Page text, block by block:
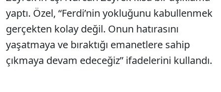
yaptı. Özel, “Ferdi’nin yokluğunu kabullenmek
gerçekten kolay değil. Onun hatırasını
yaşatmaya ve bıraktığı emanetlere sahip
çıkmaya devam edeceğiz” ifadelerini kullandı.